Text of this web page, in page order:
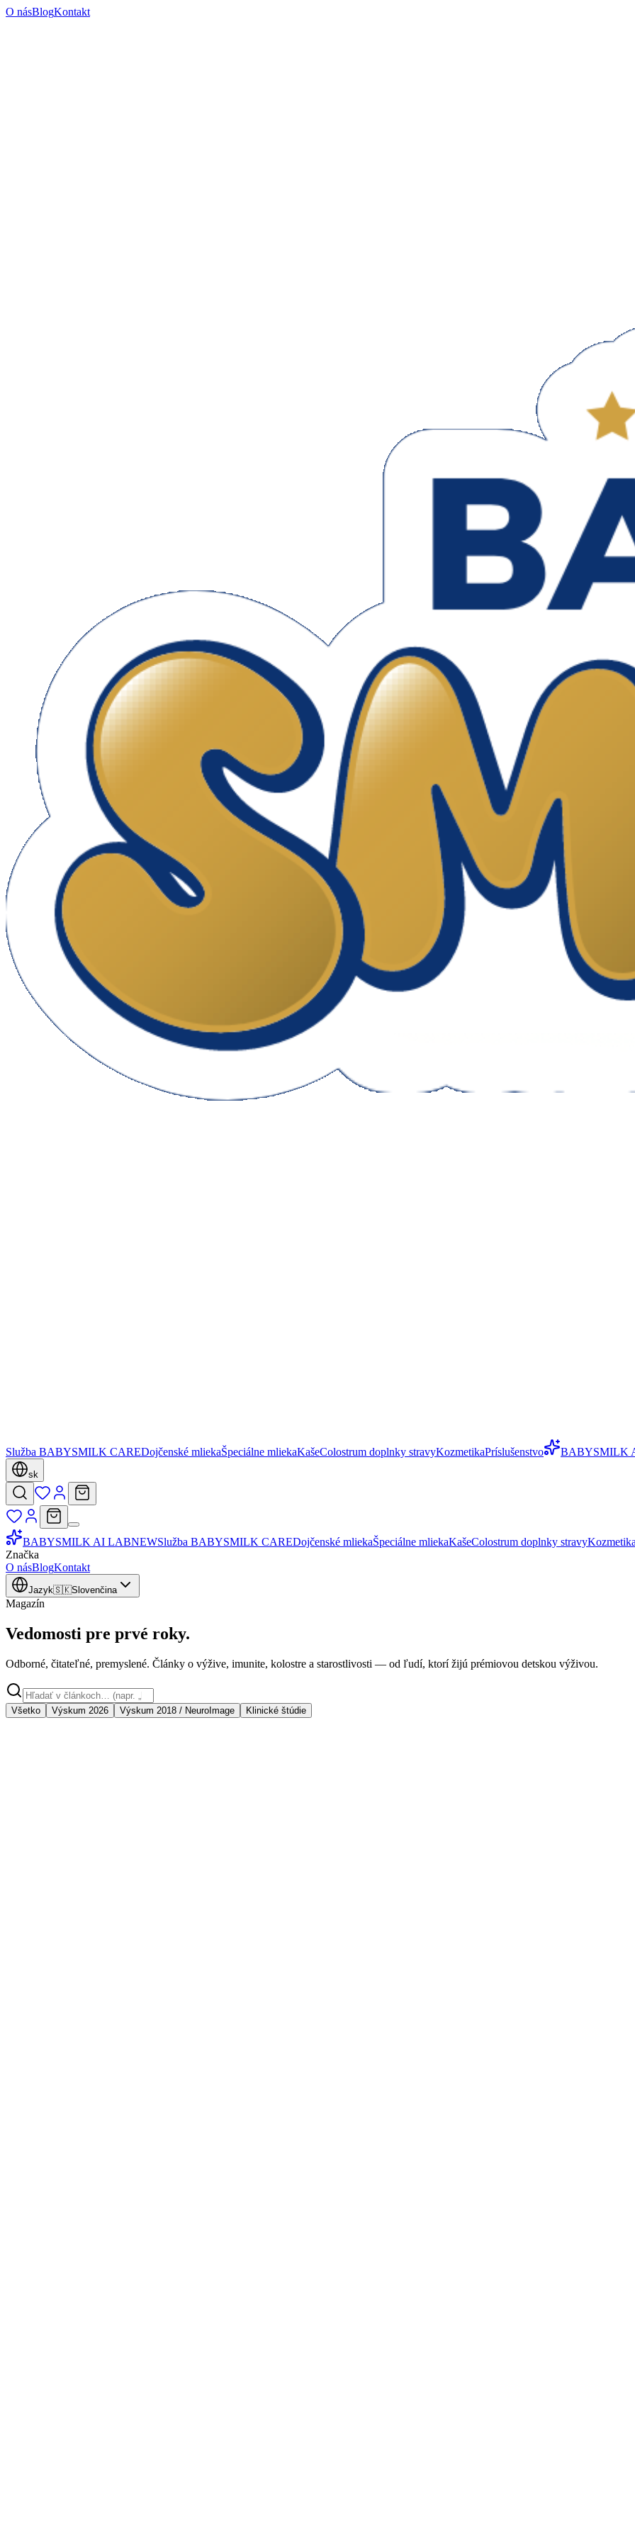
O násBlogKontakt
Služba BABYSMILK CAREDojčenské mliekaŠpeciálne mliekaKašeColostrum doplnky stravyKozmetikaPríslušenstvo BABYSMILK
sk
BABYSMILK AI LABNEWSlužba BABYSMILK CAREDojčenské mliekaŠpeciálne mliekaKašeColostrum doplnky stravyKozmetika
Značka
O násBlogKontakt
Jazyk🇸🇰Slovenčina
Magazín
Vedomosti pre prvé roky.
Odborné, čitateľné, premyslené. Články o výžive, imunite, kolostre a starostlivosti — od ľudí, ktorí žijú prémiovou detskou výživou.
Všetko Výskum 2026 Výskum 2018 / NeuroImage Klinické štúdie